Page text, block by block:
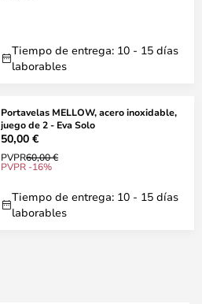
Tiempo de entrega: 10 - 15 días
laborables
Portavelas MELLOW, acero inoxidable,
juego de 2 - Eva Solo
50,00 €
PVPR60,00 €
PVPR -16%
Tiempo de entrega: 10 - 15 días
laborables